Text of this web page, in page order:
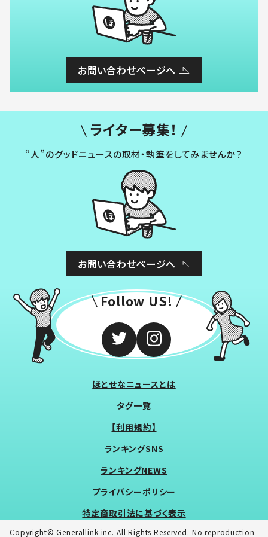
お問い合わせページへ
ライター募集！
“人”のグッドニュースの取材・執筆をしてみませんか？
お問い合わせページへ
Follow US!
ほとせなニュースとは
タグ一覧
【利用規約】
ランキングSNS
ランキングNEWS
プライバシーポリシー
特定商取引法に基づく表示
Copyright© Generallink inc. All Rights Reserved. No reproduction